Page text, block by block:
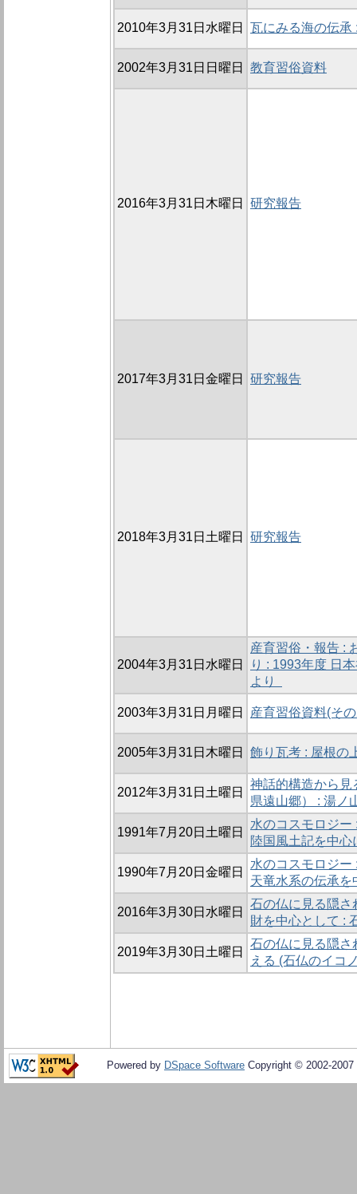
2010年3月31日水曜日 瓦にみる海の伝承
2002年3月31日日曜日 教育習俗資料
2016年3月31日木曜日 研究報告
2017年3月31日金曜日 研究報告
2018年3月31日土曜日 研究報告
2004年3月31日水曜日
産育習俗・報告 :
り : 1993年度 日
より
2003年3月31日月曜日 産育習俗資料(そ
2005年3月31日木曜日 飾り瓦考 : 屋根の
2012年3月31日土曜日
神話的構造から見
県遠山郷） : 湯ノ
1991年7月20日土曜日
水のコスモロジー
陸国風土記を中心
1990年7月20日金曜日
水のコスモロジー
天竜水系の伝承を
2016年3月30日水曜日
石の仏に見る隠さ
財を中心として :
2019年3月30日土曜日
石の仏に見る隠さ
える (石仏のイコ
Powered by DSpace Software Copyright © 2002-2007